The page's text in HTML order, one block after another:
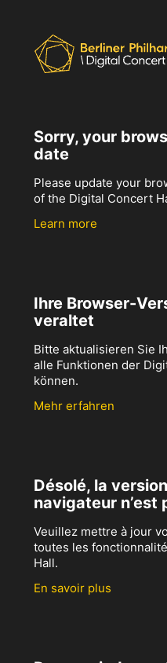
Sorry, your
date
Please update your
of the Digital Concert
Learn more
Ihre Browser-
veraltet
Bitte aktualisieren Sie
alle Funktionen der
können.
Mehr erfahren
Désolé, la
navigateur n’est
Veuillez mettre à jour
toutes les
Hall.
En savoir plus